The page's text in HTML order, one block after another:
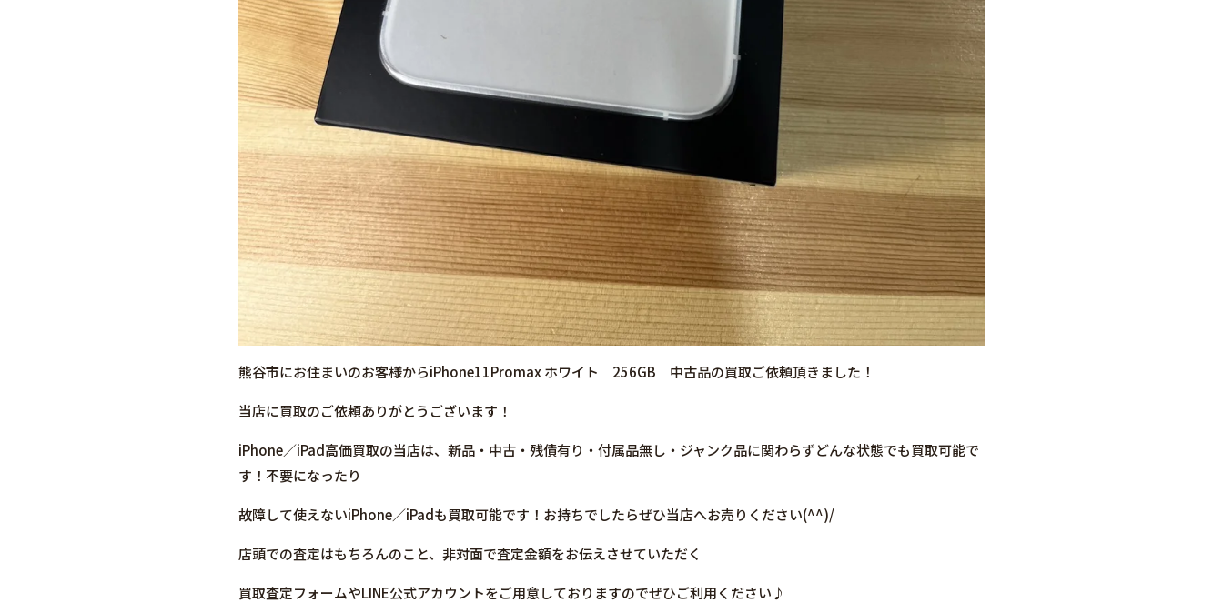
熊谷市にお住まいのお客様からiPhone11Promax ホワイト 256GB 中古品の買取ご依頼頂きました！
当店に買取のご依頼ありがとうございます！
iPhone／iPad高価買取の当店は、新品・中古・残債有り・付属品無し・ジャンク品に関わらずどんな状態でも買取可能で
す！不要になったり
故障して使えないiPhone／iPadも買取可能です！お持ちでしたらぜひ当店へお売りください(^^)/
店頭での査定はもちろんのこと、非対面で査定金額をお伝えさせていただく
買取査定フォームやLINE公式アカウントをご用意しておりますのでぜひご利用ください♪